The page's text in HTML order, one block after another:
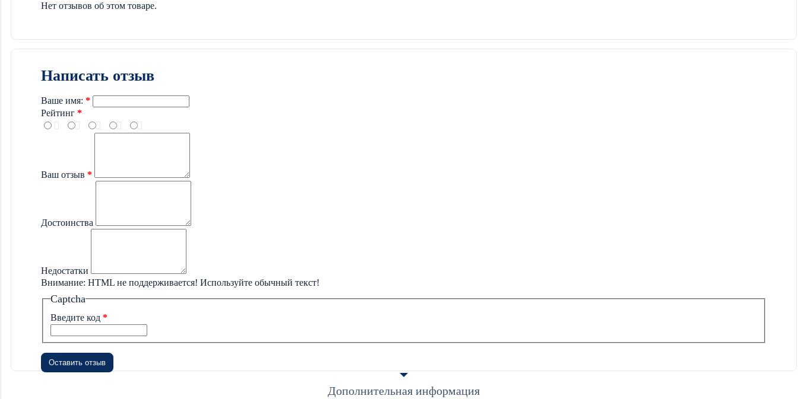
Нет отзывов об этом товаре.
Написать отзыв
Ваше имя:
Рейтинг
Ваш отзыв
Достоинства
Недостатки
Внимание: HTML не поддерживается! Используйте обычный текст!
Captcha
Введите код
Оставить отзыв
Дополнительная информация